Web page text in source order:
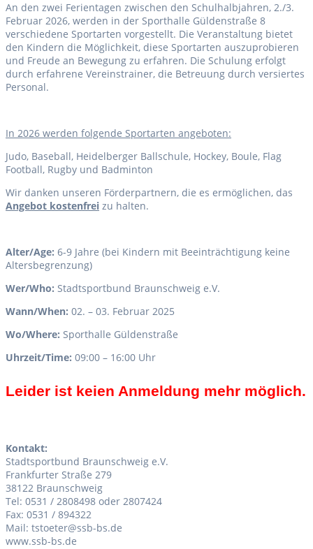
An den zwei Ferientagen zwischen den Schulhalbjahren, 2./3.
Februar 2026, werden in der Sporthalle Güldenstraße 8
verschiedene Sportarten vorgestellt. Die Veranstaltung bietet
den Kindern die Möglichkeit, diese Sportarten auszuprobieren
und Freude an Bewegung zu erfahren. Die Schulung erfolgt
durch erfahrene Vereinstrainer, die Betreuung durch versiertes
Personal.
In 2026 werden folgende Sportarten angeboten:
Judo, Baseball, Heidelberger Ballschule, Hockey, Boule, Flag
Football, Rugby und Badminton
Wir danken unseren Förderpartnern, die es ermöglichen, das
Angebot kostenfrei zu halten.
Alter/Age: 6-9 Jahre (bei Kindern mit Beeinträchtigung keine
Altersbegrenzung)
Wer/Who: Stadtsportbund Braunschweig e.V.
Wann/When: 02. – 03. Februar 2025
Wo/Where: Sporthalle Güldenstraße
Uhrzeit/Time: 09:00 – 16:00 Uhr
Leider ist keien Anmeldung mehr möglich.
Kontakt:
Stadtsportbund Braunschweig e.V.
Frankfurter Straße 279
38122 Braunschweig
Tel: 0531 / 2808498 oder 2807424
Fax: 0531 / 894322
Mail: tstoeter@ssb-bs.de
www.ssb-bs.de